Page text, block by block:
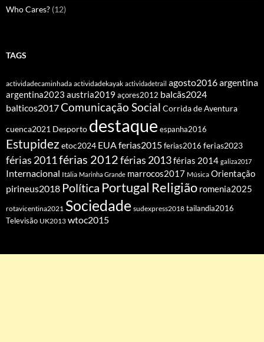
Who Cares? (12)
TAGS
actividadecaminhada actividadekayak actividadetrail agosto2016argentina
argentina2023 austria2019 açores2012 balcãs2024
balticos2017Comunicação Social Corrida de Aventura
cuenca2021 Desporto destaque espanha2016
Estupidez etoc2024 EUAferias2015ferias2016 ferias2023
férias 2011férias 2012férias 2013férias 2014 galiza2017
Internacional Itália Marinha Grande marrocos2017 Música Orientação
pirineus2018 Política Portugal Religião romenia2025
rotavicentina2021 Sociedade sudexpress2018 tailandia2016
Televisão UK2013 wtoc2015